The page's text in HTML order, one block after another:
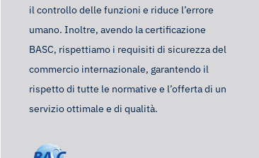
il controllo delle funzioni e riduce l’errore
umano. Inoltre, avendo la certificazione
BASC, rispettiamo i requisiti di sicurezza del
commercio internazionale, garantendo il
rispetto di tutte le normative e l’offerta di un
servizio ottimale e di qualità.